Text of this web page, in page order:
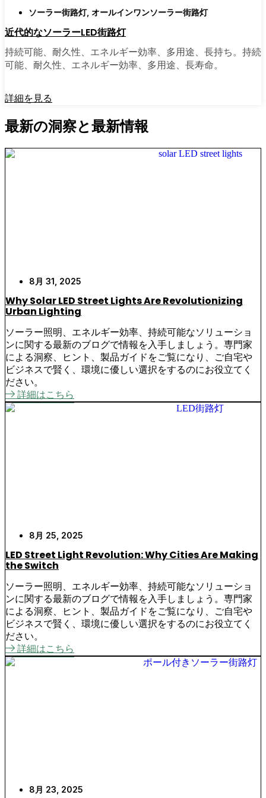
ソーラー街路灯, オールインワンソーラー街路灯
近代的なソーラーLED街路灯
持続可能、耐久性、エネルギー効率、多用途、長持ち。持続
可能、耐久性、エネルギー効率、多用途、長寿命。
詳細を見る
最新の洞察と最新情報
8月 31, 2025
Why Solar LED Street Lights Are Revolutionizing
Urban Lighting
ソーラー照明、エネルギー効率、持続可能なソリューショ
ンに関する最新のブログで情報を入手しましょう。専門家
による洞察、ヒント、製品ガイドをご覧になり、ご自宅や
ビジネスで賢く、環境に優しい選択をするのにお役立てく
ださい。
詳細はこちら
8月 25, 2025
LED Street Light Revolution: Why Cities Are Making
the Switch
ソーラー照明、エネルギー効率、持続可能なソリューショ
ンに関する最新のブログで情報を入手しましょう。専門家
による洞察、ヒント、製品ガイドをご覧になり、ご自宅や
ビジネスで賢く、環境に優しい選択をするのにお役立てく
ださい。
詳細はこちら
8月 23, 2025